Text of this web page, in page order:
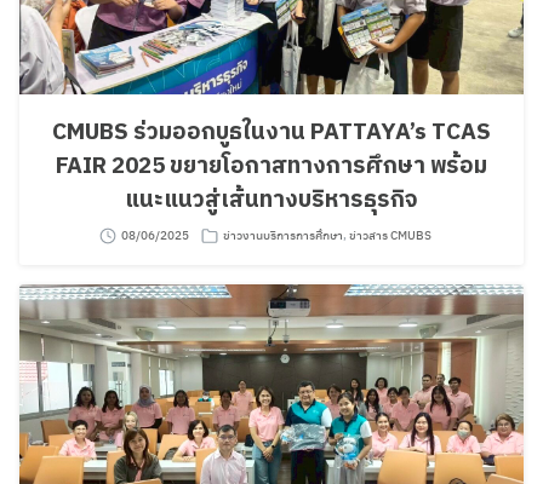
CMUBS ร่วมออกบูธในงาน PATTAYA’s TCAS
FAIR 2025 ขยายโอกาสทางการศึกษา พร้อม
แนะแนวสู่เส้นทางบริหารธุรกิจ
08/06/2025 ข่าวงานบริการการศึกษา, ข่าวสาร CMUBS